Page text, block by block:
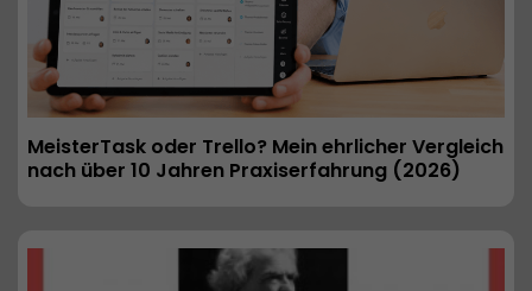
MeisterTask oder Trello? Mein ehrlicher Vergleich
nach über 10 Jahren Praxiserfahrung (2026)